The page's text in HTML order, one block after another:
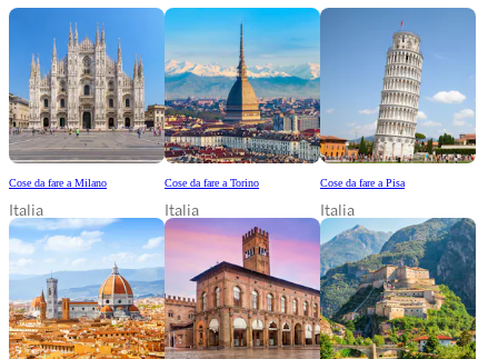
Cose da fare a Milano
Italia
Cose da fare a Torino
Italia
Cose da fare a Pisa
Italia